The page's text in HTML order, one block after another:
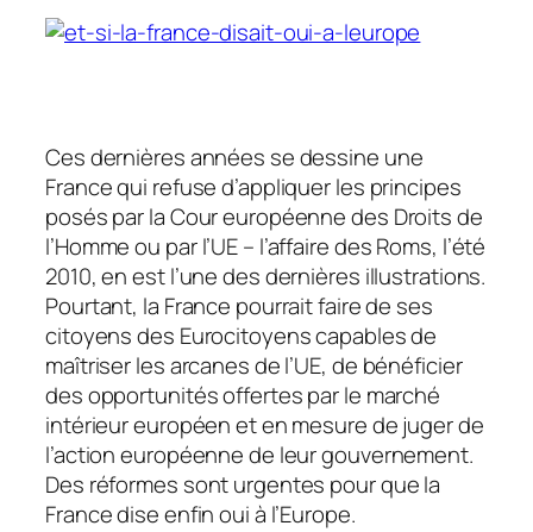
Ces dernières années se dessine une
France qui refuse d’appliquer les principes
posés par la Cour européenne des Droits de
l’Homme ou par l’UE – l’affaire des Roms, l’été
2010, en est l’une des dernières illustrations.
Pourtant, la France pourrait faire de ses
citoyens des Eurocitoyens capables de
maîtriser les arcanes de l’UE, de bénéficier
des opportunités offertes par le marché
intérieur européen et en mesure de juger de
l’action européenne de leur gouvernement.
Des réformes sont urgentes pour que la
France dise enfin oui à l’Europe.